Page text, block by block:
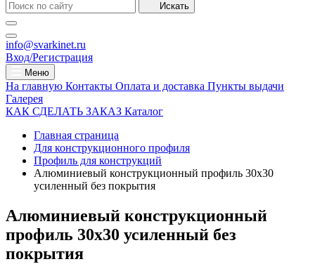
Искать
info@svarkinet.ru
Вход/Регистрация
Меню
На главную Контакты Оплата и доставка Пункты выдачи
Галерея
КАК СДЕЛАТЬ ЗАКАЗ Каталог
Главная страница
Для конструкционного профиля
Профиль для конструкций
Алюминиевый конструкционный профиль 30х30
усиленный без покрытия
Алюминиевый конструкционный
профиль 30х30 усиленный без
покрытия